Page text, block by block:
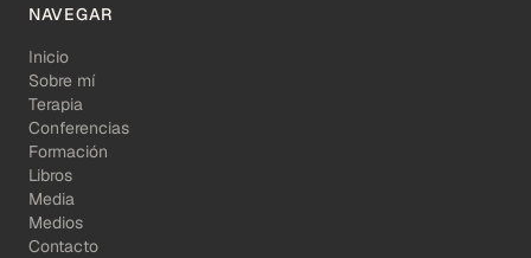
NAVEGAR
Inicio
Sobre mí
Terapia
Conferencias
Formación
Libros
Media
Medios
Contacto